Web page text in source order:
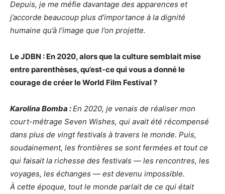
Depuis, je me méfie davantage des apparences et
j’accorde beaucoup plus d’importance à la dignité
humaine qu’à l’image que l’on projette.
Le JDBN : En 2020, alors que la culture semblait mise
entre parenthèses, qu’est-ce qui vous a donné le
courage de créer le World Film Festival ?
Karolina Bomba :En 2020, je venais de réaliser mon
court-métrage Seven Wishes, qui avait été récompensé
dans plus de vingt festivals à travers le monde. Puis,
soudainement, les frontières se sont fermées et tout ce
qui faisait la richesse des festivals — les rencontres, les
voyages, les échanges — est devenu impossible.
À cette époque, tout le monde parlait de ce qui était